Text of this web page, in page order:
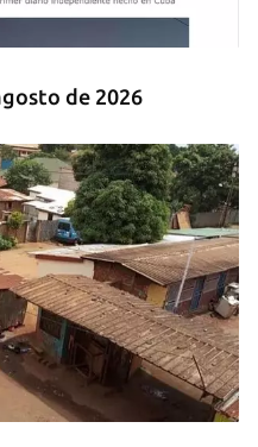
porque le teme al
de 2026